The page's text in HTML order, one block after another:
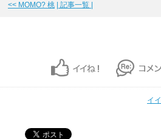
<< MOMO? 桃 | 記事一覧 |
イ